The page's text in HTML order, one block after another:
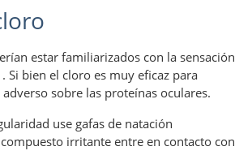
estar familiarizados con la sensación
. Si bien el cloro es muy eficaz para
sobre las proteínas oculares.
use gafas de natación
irritante entre en contacto con